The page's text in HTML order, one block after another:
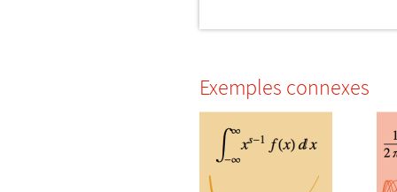
Exemples connexes